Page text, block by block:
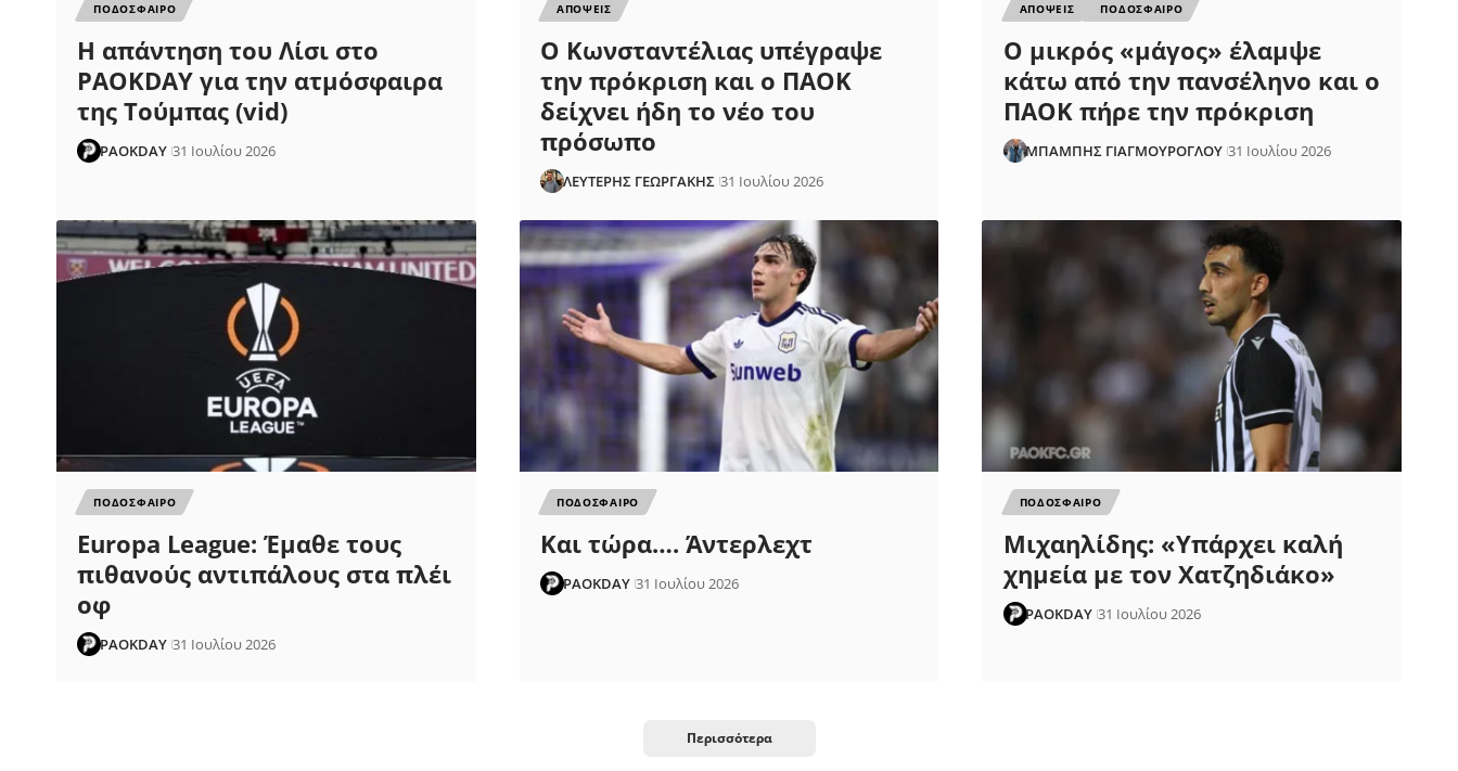
ΠΟΔΟΣΦΑΙΡΟ
Η απάντηση του Λίσι στο
PAOKDAY για την ατμόσφαιρα
της Τούμπας (vid)
PAOKDAY 31 Ιουλίου 2026
ΑΠΟΨΕΙΣ
Ο Κωνσταντέλιας υπέγραψε
την πρόκριση και ο ΠΑΟΚ
δείχνει ήδη το νέο του
πρόσωπο
ΛΕΥΤΕΡΗΣ ΓΕΩΡΓΑΚΗΣ 31 Ιουλίου 2026
ΑΠΟΨΕΙΣ ΠΟΔΟΣΦΑΙΡΟ
Ο μικρός «μάγος» έλαμψε
κάτω από την πανσέληνο και ο
ΠΑΟΚ πήρε την πρόκριση
ΜΠΑΜΠΗΣ ΓΙΑΓΜΟΥΡΟΓΛΟΥ 31 Ιουλίου 2026
ΠΟΔΟΣΦΑΙΡΟ
Europa League: Έμαθε τους
πιθανούς αντιπάλους στα πλέι
οφ
PAOKDAY 31 Ιουλίου 2026
ΠΟΔΟΣΦΑΙΡΟ
Και τώρα…. Άντερλεχτ
PAOKDAY 31 Ιουλίου 2026
ΠΟΔΟΣΦΑΙΡΟ
Μιχαηλίδης: «Υπάρχει καλή
χημεία με τον Χατζηδιάκο»
PAOKDAY 31 Ιουλίου 2026
Περισσότερα